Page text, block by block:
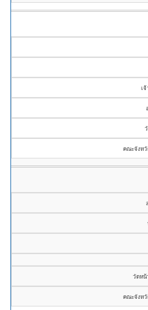
เจ้
คณะจังหวั
วัดหน้
คณะจังหวั